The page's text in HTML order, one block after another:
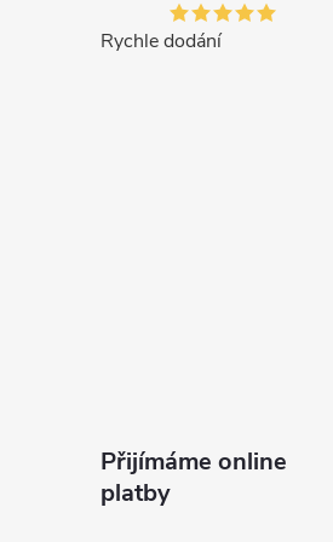
Rychle dodání
Přijímáme online
platby